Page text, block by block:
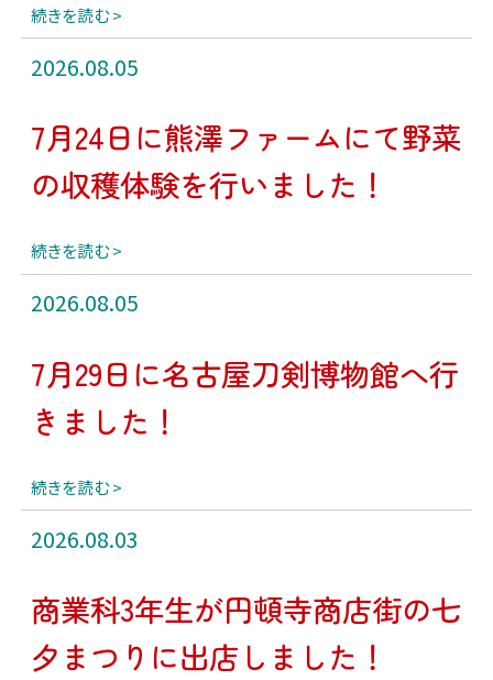
続きを読む
2026.08.05
7月24日に熊澤ファームにて野菜
の収穫体験を行いました！
続きを読む
2026.08.05
7月29日に名古屋刀剣博物館へ行
きました！
続きを読む
2026.08.03
商業科3年生が円頓寺商店街の七
夕まつりに出店しました！